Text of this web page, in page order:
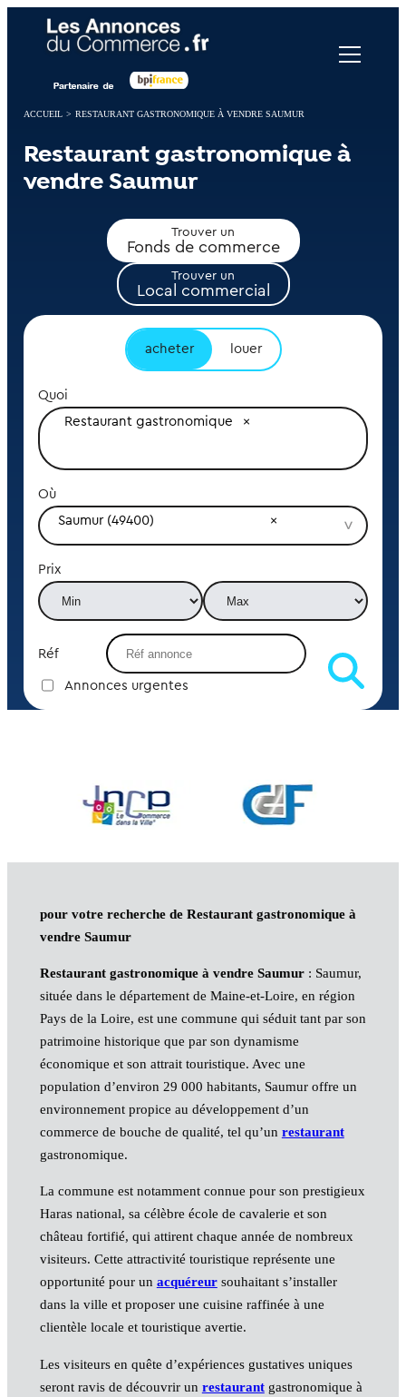
ACCUEIL > RESTAURANT GASTRONOMIQUE À VENDRE SAUMUR
Restaurant gastronomique à
vendre Saumur
Trouver un
Fonds de commerce
Trouver un
Local commercial
acheter louer
Quoi
Restaurant gastronomique
Où
Saumur (49400)
Prix
Réf
Annonces urgentes
pour votre recherche de Restaurant gastronomique à
vendre Saumur
Restaurant gastronomique à vendre Saumur: Saumur,
située dans le département de Maine-et-Loire, en région
Pays de la Loire, est une commune qui séduit tant par son
patrimoine historique que par son dynamisme
économique et son attrait touristique. Avec une
population d’environ 29 000 habitants, Saumur offre un
environnement propice au développement d’un
commerce de bouche de qualité, tel qu’un restaurant
gastronomique.
La commune est notamment connue pour son prestigieux
Haras national, sa célèbre école de cavalerie et son
château fortifié, qui attirent chaque année de nombreux
visiteurs. Cette attractivité touristique représente une
opportunité pour un acquéreursouhaitant s’installer
dans la ville et proposer une cuisine raffinée à une
clientèle locale et touristique avertie.
Les visiteurs en quête d’expériences gustatives uniques
seront ravis de découvrir un restaurantgastronomique à
Panneau de gestion des cookies